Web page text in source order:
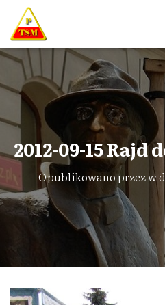
2012-09-15 Rajd
Opublikowano przezw